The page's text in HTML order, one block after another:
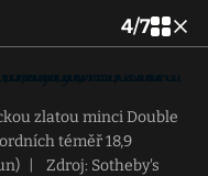
4/7
zlatou minci Double
téměř 18,9
Zdroj: Sotheby's